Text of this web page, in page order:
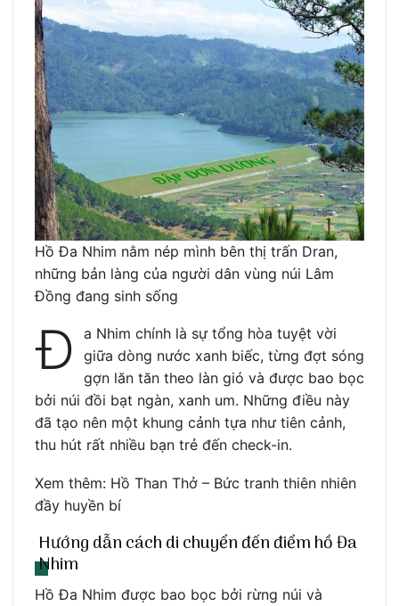
Hồ Đa Nhim nằm nép mình bên thị trấn Dran,
những bản làng của người dân vùng núi Lâm
Đồng đang sinh sống
Đ
a Nhim chính là sự tổng hòa tuyệt vời
giữa dòng nước xanh biếc, từng đợt sóng
gợn lăn tăn theo làn gió và được bao bọc
bởi núi đồi bạt ngàn, xanh um. Những điều này
đã tạo nên một khung cảnh tựa như tiên cảnh,
thu hút rất nhiều bạn trẻ đến check-in.
Xem thêm: Hồ Than Thở – Bức tranh thiên nhiên
đầy huyền bí
Hướng dẫn cách di chuyển đến điểm hồ Đa
Nhim
Hồ Đa Nhim được bao bọc bởi rừng núi và